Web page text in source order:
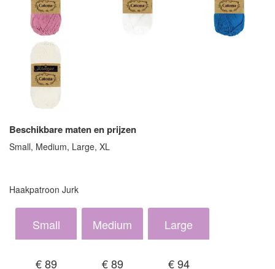
Beschikbare maten en prijzen
Small, Medium, Large, XL
Haakpatroon Jurk
Small
€ 89
Medium
€ 89
Large
€ 94